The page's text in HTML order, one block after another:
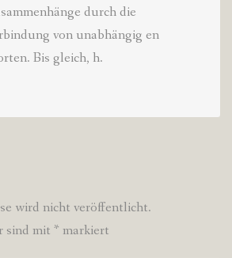
durch die
von unabhängig en
Bis gleich, h.
wird nicht veröffentlicht.
sind mit * markiert